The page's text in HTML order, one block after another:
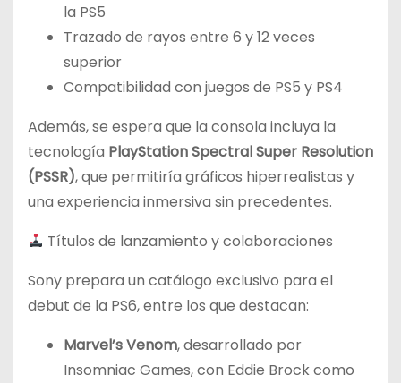
la PS5
Trazado de rayos entre 6 y 12 veces
superior
Compatibilidad con juegos de PS5 y PS4
Además, se espera que la consola incluya la
tecnología PlayStation Spectral Super Resolution
(PSSR), que permitiría gráficos hiperrealistas y
una experiencia inmersiva sin precedentes.
Títulos de lanzamiento y colaboraciones
Sony prepara un catálogo exclusivo para el
debut de la PS6, entre los que destacan:
Marvel’s Venom, desarrollado por
Insomniac Games, con Eddie Brock como